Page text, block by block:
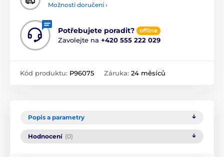
Možnosti doručení ›
Potřebujete poradit? offline
Zavolejte na +420 555 222 029
Kód produktu: P96075 Záruka: 24 měsíců
Popis a parametry
Hodnocení (0)